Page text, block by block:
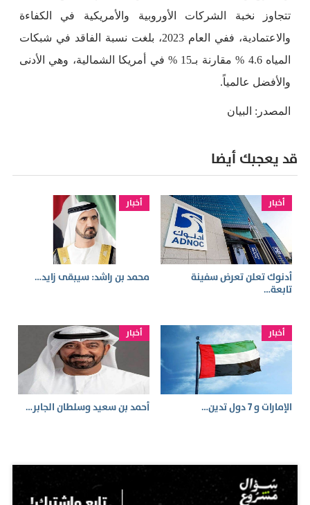
تتجاوز نخبة الشركات الأوروبية والأمريكية في الكفاءة
والاعتمادية، ففي العام 2023، بلغت نسبة الفاقد في شبكات
المياه 4.6 % مقارنة بـ15 % في أمريكا الشمالية، وهي الأدنى
والأفضل عالمياً.
المصدر: البيان
قد يعجبك أيضا
أخبار
أدنوك تعلن تعرض سفينة
تابعة…
أخبار
محمد بن راشد: سيبقى زايد…
أخبار
الإمارات و 7 دول تدين…
أخبار
أحمد بن سعيد وسلطان الجابر…